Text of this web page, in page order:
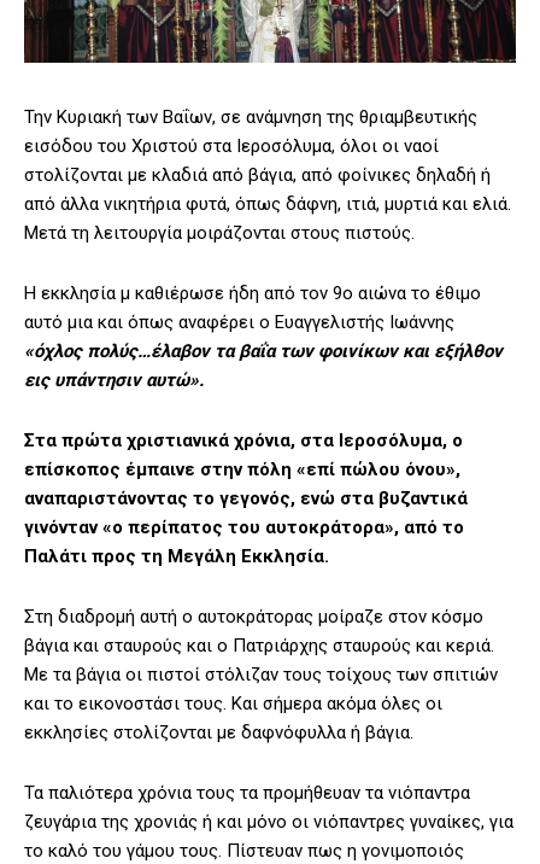
Την Κυριακή των Βαΐων, σε ανάμνηση της θριαμβευτικής
εισόδου του Χριστού στα Ιεροσόλυμα, όλοι οι ναοί
στολίζονται με κλαδιά από βάγια, από φοίνικες δηλαδή ή
από άλλα νικητήρια φυτά, όπως δάφνη, ιτιά, μυρτιά και ελιά.
Μετά τη λειτουργία μοιράζονται στους πιστούς.
Η εκκλησία μ καθιέρωσε ήδη από τον 9ο αιώνα το έθιμο
αυτό μια και όπως αναφέρει ο Ευαγγελιστής Ιωάννης
«όχλος πολύς…έλαβον τα βαΐα των φοινίκων και εξήλθον
εις υπάντησιν αυτώ».
Στα πρώτα χριστιανικά χρόνια, στα Ιεροσόλυμα, ο
επίσκοπος έμπαινε στην πόλη «επί πώλου όνου»,
αναπαριστάνοντας το γεγονός, ενώ στα βυζαντικά
γινόνταν «ο περίπατος του αυτοκράτορα», από το
Παλάτι προς τη Μεγάλη Εκκλησία.
Στη διαδρομή αυτή ο αυτοκράτορας μοίραζε στον κόσμο
βάγια και σταυρούς και ο Πατριάρχης σταυρούς και κεριά.
Με τα βάγια οι πιστοί στόλιζαν τους τοίχους των σπιτιών
και το εικονοστάσι τους. Και σήμερα ακόμα όλες οι
εκκλησίες στολίζονται με δαφνόφυλλα ή βάγια.
Τα παλιότερα χρόνια τους τα προμήθευαν τα νιόπαντρα
ζευγάρια της χρονιάς ή και μόνο οι νιόπαντρες γυναίκες, για
το καλό του γάμου τους. Πίστευαν πως η γονιμοποιός